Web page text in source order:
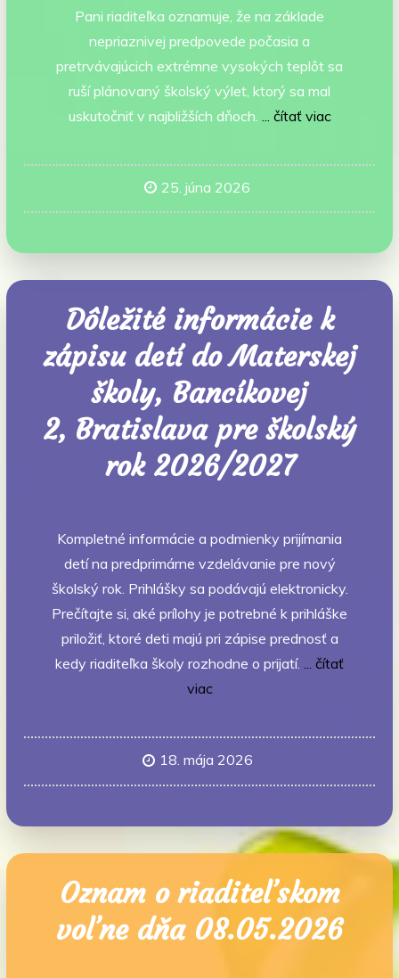
Pani riaditeľka oznamuje, že na základe
nepriaznivej predpovede počasia a
pretrvávajúcich extrémne vysokých teplôt sa
ruší plánovaný školský výlet, ktorý sa mal
uskutočniť v najbližších dňoch.
... čítať viac
25. júna 2026
Dôležité informácie k
zápisu detí do Materskej
školy, Bancíkovej
2, Bratislava pre školský
rok 2026/2027
Kompletné informácie a podmienky prijímania
detí na predprimárne vzdelávanie pre nový
školský rok. Prihlášky sa podávajú elektronicky.
Prečítajte si, aké prílohy je potrebné k prihláške
priložiť, ktoré deti majú pri zápise prednosť a
kedy riaditeľka školy rozhodne o prijatí. ... čítať
viac
18. mája 2026
Oznam o riaditeľskom
voľne dňa 08.05.2026